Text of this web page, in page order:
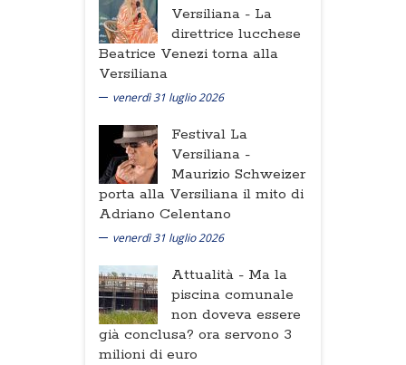
Versiliana - La
direttrice lucchese
Beatrice Venezi torna alla
Versiliana
venerdì 31 luglio 2026
Festival La
Versiliana -
Maurizio Schweizer
porta alla Versiliana il mito di
Adriano Celentano
venerdì 31 luglio 2026
Attualità - Ma la
piscina comunale
non doveva essere
già conclusa? ora servono 3
milioni di euro